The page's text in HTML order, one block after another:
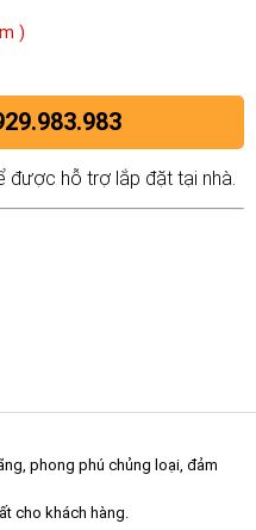
)
được hỗ trợ lắp đặt tại nhà.
phong phú chủng loại, đảm
cho khách hàng.